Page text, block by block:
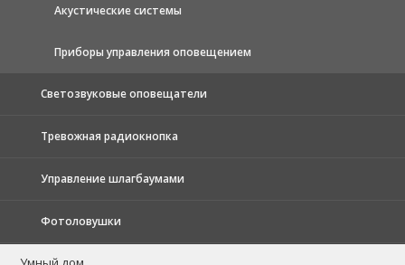
Акустические системы
Приборы управления оповещением
Светозвуковые оповещатели
Тревожная радиокнопка
Управление шлагбаумами
Фотоловушки